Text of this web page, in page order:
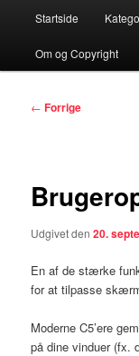
primært
indhold
Startside
Om og Copyright
Indlægsnavigation
← Forrige
Udgivet den20.
En af de stærke
for at tilpasse
Moderne C5’ere
på dine vinduer (fx.